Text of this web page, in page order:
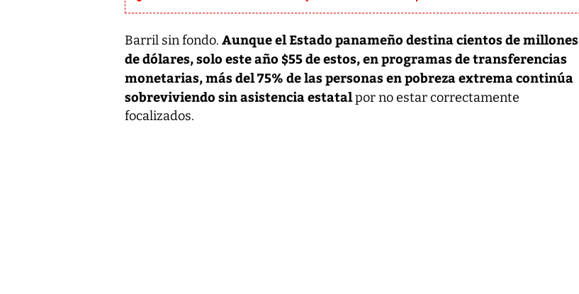
Barril sin fondo. Aunque el Estado panameño destina cientos de millones
de dólares, solo este año $55 de estos, en programas de transferencias
monetarias, más del 75% de las personas en pobreza extrema continúa
sobreviviendo sin asistencia estatalpor no estar correctamente
focalizados.